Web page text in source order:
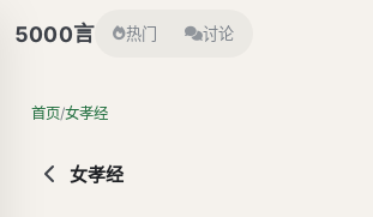
5000言 热门 讨论
首页/女孝经
女孝经